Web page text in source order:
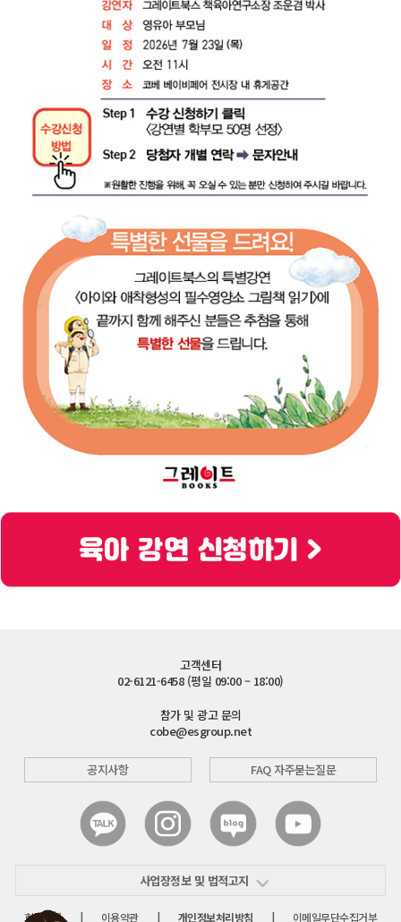
고객센터
02-6121-6458 (평일 09:00 – 18:00)
참가 및 광고 문의
cobe@esgroup.net
공지사항 FAQ 자주묻는질문
사업장정보 및 법적고지
회사소개 이용약관 개인정보처리방침 이메일무단수집거부